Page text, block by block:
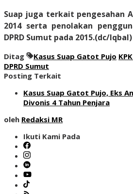
Suap juga terkait pengesahan
2014 serta penolakan
DPRD Sumut pada 2015.(dc/Iqbal)
Ditag Kasus Suap Gatot Pujo
DPRD Sumut
Posting Terkait
Kasus Suap Gatot Pujo, Eks
Divonis 4 Tahun Penjara
oleh Redaksi MR
Ikuti Kami Pada